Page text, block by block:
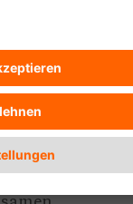
eine
Tansania“